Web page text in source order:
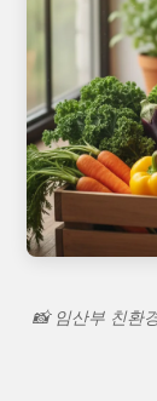
📸 임산부 친환